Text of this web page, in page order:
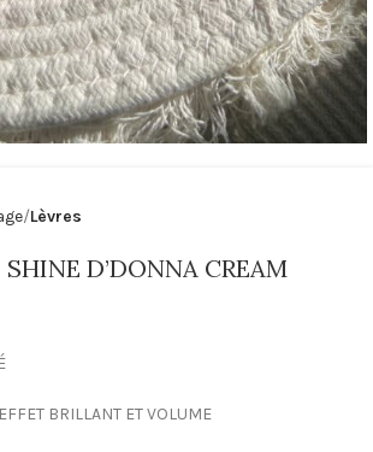
Lèvres
D’DONNA CREAM
BRILLANT ET VOLUME